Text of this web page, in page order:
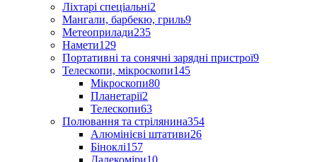
Ліхтарі спеціальні2
Мангали, барбекю, гриль9
Метеоприлади235
Намети129
Портативні та сонячні зарядні пристрої9
Телескопи, мікроскопи145
Мікроскопи80
Планетарії2
Телескопи63
Полювання та стрілянина354
Алюмінієві штативи26
Біноклі157
Далекоміри10